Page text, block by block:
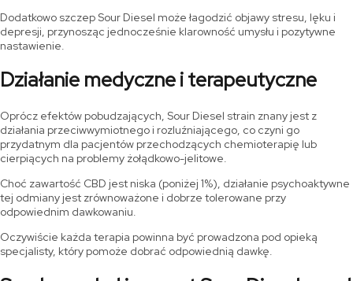
Dodatkowo szczep Sour Diesel może łagodzić objawy stresu, lęku i
depresji, przynosząc jednocześnie klarowność umysłu i pozytywne
nastawienie.
Działanie medyczne i terapeutyczne
Oprócz efektów pobudzających, Sour Diesel strain znany jest z
działania przeciwwymiotnego i rozluźniającego, co czyni go
przydatnym dla pacjentów przechodzących chemioterapię lub
cierpiących na problemy żołądkowo-jelitowe.
Choć zawartość CBD jest niska (poniżej 1%), działanie psychoaktywne
tej odmiany jest zrównoważone i dobrze tolerowane przy
odpowiednim dawkowaniu.
Oczywiście każda terapia powinna być prowadzona pod opieką
specjalisty, który pomoże dobrać odpowiednią dawkę.